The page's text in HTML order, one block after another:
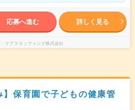
応募へ進む 詳しく見る
ケアスタッフィング株式会社
】保育園で子どもの健康管